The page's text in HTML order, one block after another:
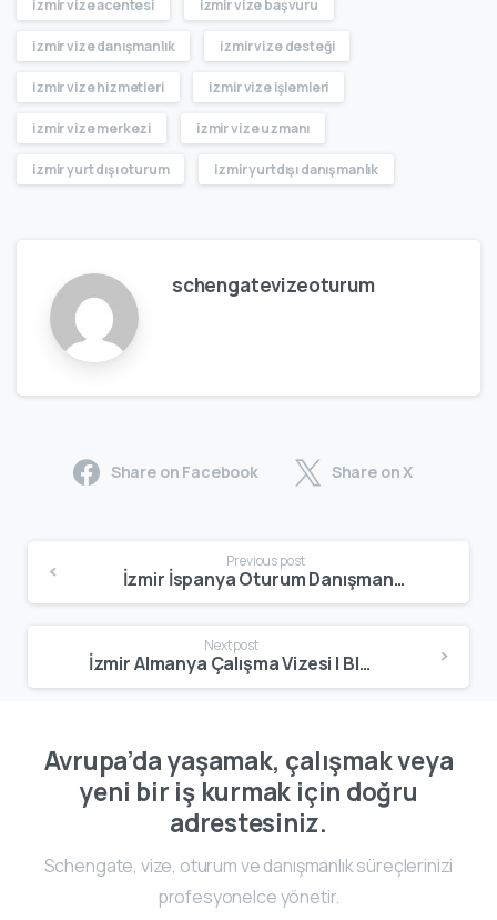
izmir vize acentesi izmir vize başvuru
izmir vize danışmanlık izmir vize desteği
izmir vize hizmetleri izmir vize işlemleri
izmir vize merkezi izmir vize uzmanı
izmir yurt dışı oturum izmir yurtdışı danışmanlık
schengatevizeoturum
Share on Facebook Share on X
Previous post
İzmir İspanya Oturum Danışmanlık | Profesyonel Oturum & Çalışma İzni
Next post
İzmir Almanya Çalışma Vizesi | Blue Card & Çalışma İzni Danışmanlığı
Avrupa’da yaşamak, çalışmak veya
yeni bir iş kurmak için doğru
adrestesiniz.
Schengate, vize, oturum ve danışmanlık süreçlerinizi
profesyonelce yönetir.